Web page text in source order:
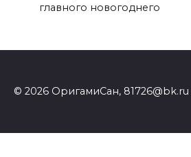
главного новогоднего
© 2026 ОригамиСан, 81726@bk.ru